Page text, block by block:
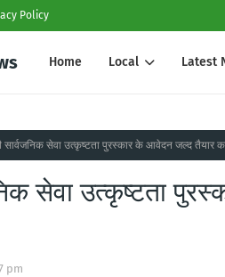
Policy
Home Local Latest
सार्वजनिक सेवा उत्कृष्टता पुरस्कार के आवेदन जल्द तैयार
सेवा उत्कृष्टता
pm